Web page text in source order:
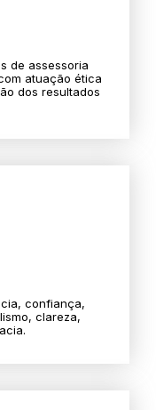
de assessoria
atuação ética
dos resultados
confiança,
clareza,